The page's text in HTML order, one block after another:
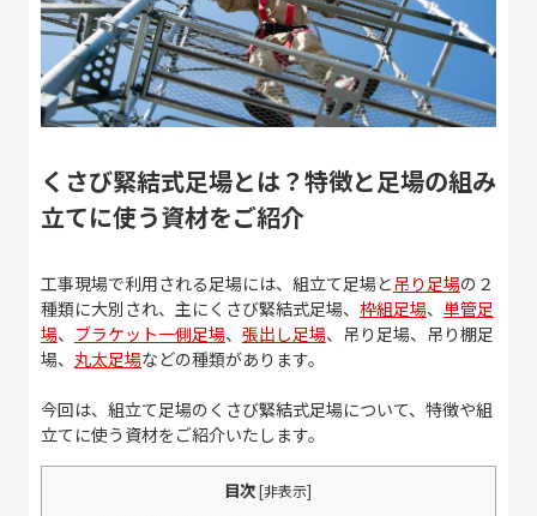
くさび緊結式足場とは？特徴と足場の組み
立てに使う資材をご紹介
工事現場で利用される足場には、組立て足場と 吊り足場の２
種類に大別され、主にくさび緊結式足場、 枠組足場、 単管足
場、 ブラケット一側足場、 張出し足場、吊り足場、吊り棚足
場、 丸太足場などの種類があります。
今回は、組立て足場のくさび緊結式足場について、特徴や組
立てに使う資材をご紹介いたします。
目次[非表示]